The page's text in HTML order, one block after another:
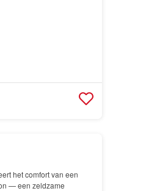
het comfort van een
— een zeldzame